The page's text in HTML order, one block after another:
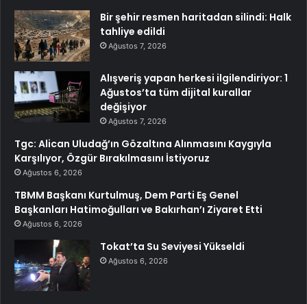
Bir şehir resmen haritadan silindi: Halk
tahliye edildi
Ağustos 7, 2026
Alışveriş yapan herkesi ilgilendiriyor: 1
Ağustos’ta tüm dijital kurallar
değişiyor
Ağustos 7, 2026
Tgc: Alican Uludağ’ın Gözaltına Alınmasını Kaygıyla
Karşılıyor, Özgür Bırakılmasını İstiyoruz
Ağustos 6, 2026
TBMM Başkanı Kurtulmuş, Dem Parti Eş Genel
Başkanları Hatimoğulları ve Bakırhan’ı Ziyaret Etti
Ağustos 6, 2026
Tokat’ta Su Seviyesi Yükseldi
Ağustos 6, 2026